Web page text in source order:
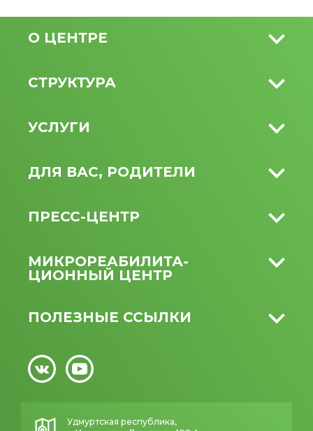
О ЦЕНТРЕ
СТРУКТУРА
УСЛУГИ
ДЛЯ ВАС, РОДИТЕЛИ
ПРЕСС-ЦЕНТР
МИКРО­РЕАБИЛИТА­
ЦИОННЫЙ ЦЕНТР
ПОЛЕЗНЫЕ ССЫЛКИ
Удмуртская республика,